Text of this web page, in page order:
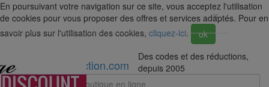
En poursuivant votre navigation sur ce site, vous acceptez l'utilisation
de cookies pour vous proposer des offres et services adaptés. Pour en
savoir plus sur l'utilisation des cookies, cliquez-ici. ok
Code & Reduction.com
Des codes et des réductions,
depuis 2005
×